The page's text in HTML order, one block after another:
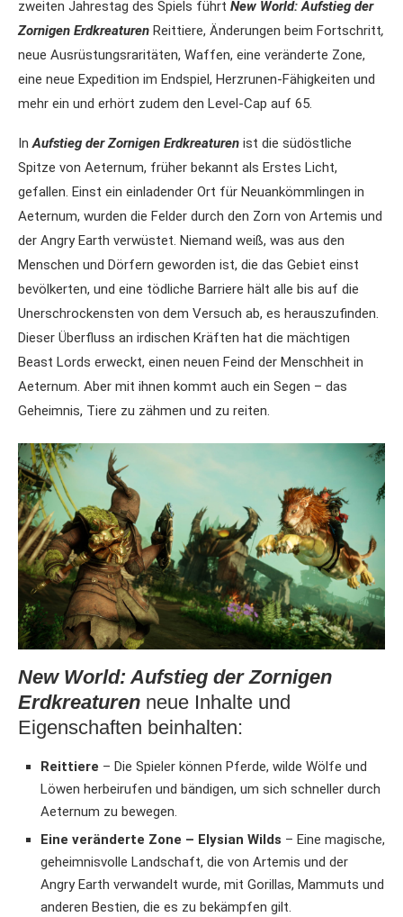
zweiten Jahrestag des Spiels führt New World: Aufstieg der
Zornigen Erdkreaturen Reittiere, Änderungen beim Fortschritt,
neue Ausrüstungsraritäten, Waffen, eine veränderte Zone,
eine neue Expedition im Endspiel, Herzrunen-Fähigkeiten und
mehr ein und erhört zudem den Level-Cap auf 65.
InAufstieg der Zornigen Erdkreaturen ist die südöstliche
Spitze von Aeternum, früher bekannt als Erstes Licht,
gefallen. Einst ein einladender Ort für Neuankömmlingen in
Aeternum, wurden die Felder durch den Zorn von Artemis und
der Angry Earth verwüstet. Niemand weiß, was aus den
Menschen und Dörfern geworden ist, die das Gebiet einst
bevölkerten, und eine tödliche Barriere hält alle bis auf die
Unerschrockensten von dem Versuch ab, es herauszufinden.
Dieser Überfluss an irdischen Kräften hat die mächtigen
Beast Lords erweckt, einen neuen Feind der Menschheit in
Aeternum. Aber mit ihnen kommt auch ein Segen – das
Geheimnis, Tiere zu zähmen und zu reiten.
New World: Aufstieg der Zornigen
Erdkreaturen neue Inhalte und
Eigenschaften beinhalten:
Reittiere – Die Spieler können Pferde, wilde Wölfe und
Löwen herbeirufen und bändigen, um sich schneller durch
Aeternum zu bewegen.
Eine veränderte Zone – Elysian Wilds – Eine magische,
geheimnisvolle Landschaft, die von Artemis und der
Angry Earth verwandelt wurde, mit Gorillas, Mammuts und
anderen Bestien, die es zu bekämpfen gilt.